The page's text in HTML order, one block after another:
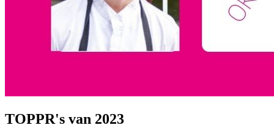
TOPPR's van 2023